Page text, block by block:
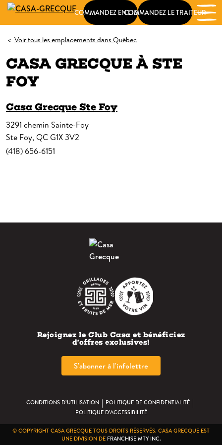
COMMANDEZ EN LIGNECOMMANDEZ LE TRAITEUR
< Voir tous les emplacements dans Québec
CASA GRECQUE À STE
FOY
Casa Grecque Ste Foy
3291 chemin Sainte-Foy
Ste Foy, QC G1X 3V2
(418) 656-6151
Rejoignez le Club Casa et bénéficiez
d’offres exclusives!
S'abonner à l'infolettre
CONDITIONS D’UTILISATION | POLITIQUE DE CONFIDENTIALITÉ |
POLITIQUE D’ACCESSIBILITÉ
© COPYRIGHT CASA GRECQUE TOUS DROITS RÉSERVÉS. CASA GRECQUE EST
UNE DIVISION DE FRANCHISE MTY INC.